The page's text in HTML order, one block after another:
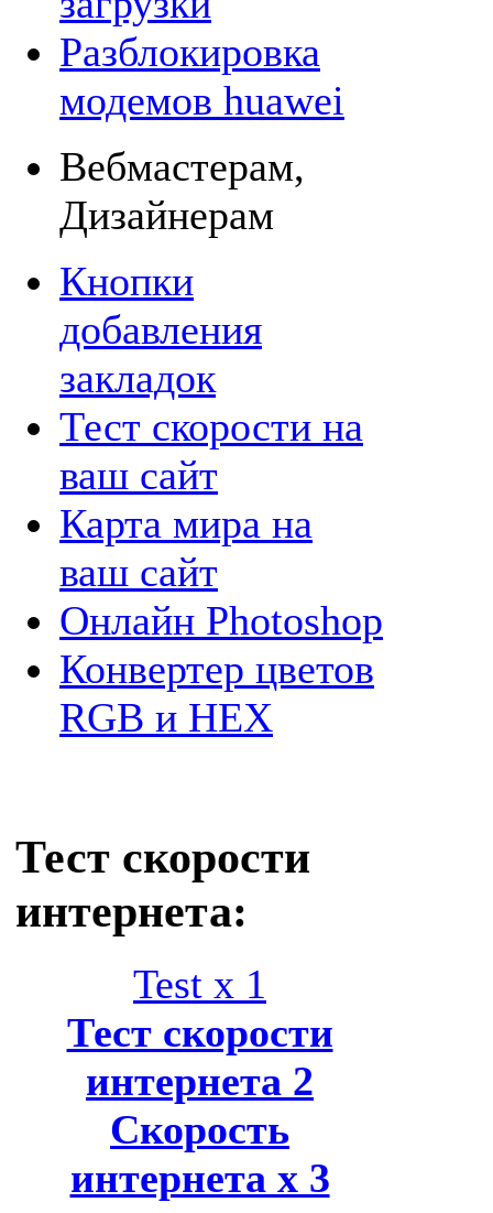
Разблокировка
модемов huawei
Вебмастерам,
Дизайнерам
Кнопки
добавления
закладок
Тест скорости на
ваш сайт
Карта мира на
ваш сайт
Онлайн Photoshop
Конвертер цветов
RGB и HEX
Тест скорости
интернета:
Test x 1
Тест скорости
интернета 2
Скорость
интернета x 3